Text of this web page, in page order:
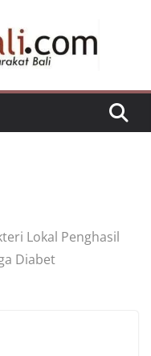
Lokal Penghasil
Diabet